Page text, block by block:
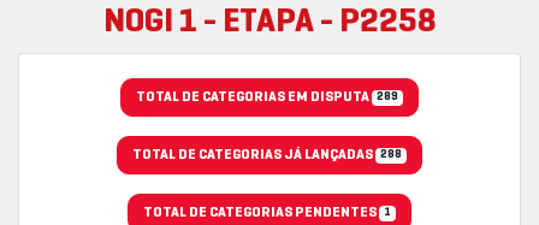
NOGI 1 - ETAPA - P2258
TOTAL DE CATEGORIAS EM DISPUTA 289
TOTAL DE CATEGORIAS JÁ LANÇADAS 288
TOTAL DE CATEGORIAS PENDENTES 1